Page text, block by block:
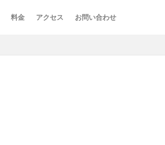
料金 アクセス お問い合わせ